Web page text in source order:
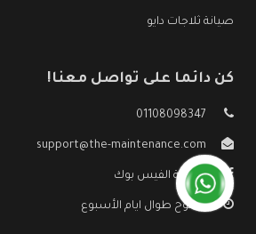
صيانة ثلاجات دايو
كن دائما على تواصل معنا!
01108098347
support@the-maintenance.com
صفحة الفيس بوك
مفتوح طوال ايام الأسبوع